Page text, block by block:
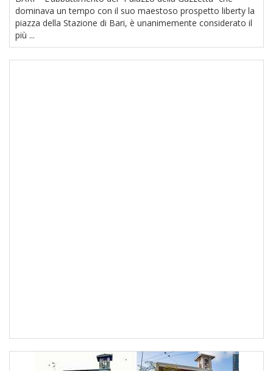
dominava un tempo con il suo maestoso prospetto liberty la
piazza della Stazione di Bari, è unanimemente considerato il
più ...